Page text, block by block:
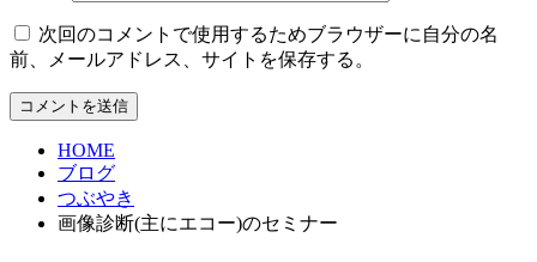
次回のコメントで使用するためブラウザーに自分の名
前、メールアドレス、サイトを保存する。
HOME
ブログ
つぶやき
画像診断(主にエコー)のセミナー